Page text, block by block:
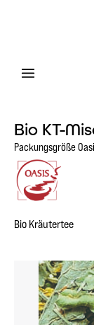
Bio KT-
Packungsgröße
Bio Kräutertee
Bildergalerie